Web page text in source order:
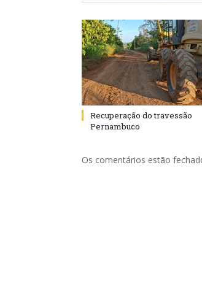
Recuperação do travessão
Pernambuco
Os comentários estão